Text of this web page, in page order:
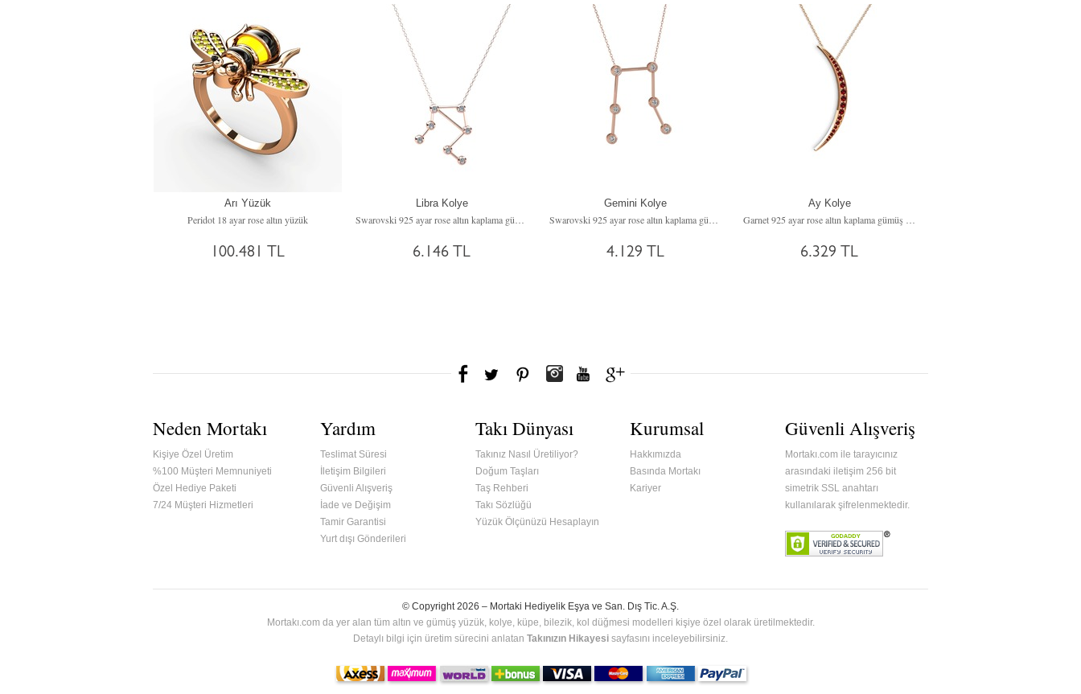
Arı Yüzük
Peridot 18 ayar rose altın yüzük
100.481 TL
Libra Kolye
6.146 TL
Gemini Kolye
4.129 TL
Ay Kolye
6.329 TL
Neden Mortakı
Kişiye Özel Üretim
%100 Müşteri Memnuniyeti
Özel Hediye Paketi
7/24 Müşteri Hizmetleri
Yardım
Teslimat Süresi
İletişim Bilgileri
Güvenli Alışveriş
İade ve Değişim
Tamir Garantisi
Yurt dışı Gönderileri
Takı Dünyası
Takınız Nasıl Üretiliyor?
Doğum Taşları
Taş Rehberi
Takı Sözlüğü
Yüzük Ölçünüzü Hesaplayın
Kurumsal
Hakkımızda
Basında Mortakı
Kariyer
Güvenli Alışveriş
Mortakı.com ile tarayıcınız
arasındaki iletişim 256 bit
simetrik SSL anahtarı
kullanılarak şifrelenmektedir.
© Copyright 2026 – Mortaki Hediyelik Eşya ve San. Dış Tic. A.Ş.
Mortakı.com da yer alan tüm altın ve gümüş yüzük, kolye, küpe, bilezik, kol düğmesi modelleri kişiye özel olarak üretilmektedir.
Detaylı bilgi için üretim sürecini anlatan Takınızın Hikayesi sayfasını inceleyebilirsiniz.